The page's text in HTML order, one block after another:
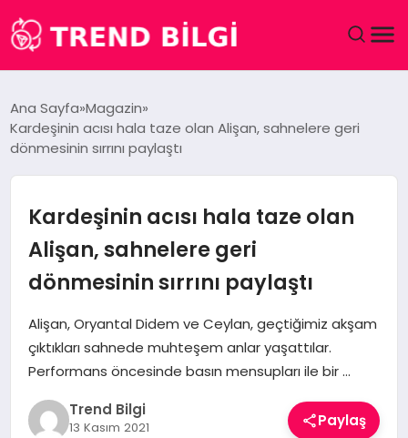
DÜNYA
MAGAZIN
SAĞLIK
SPOR
TEKNOLOJI
Ana Sayfa Magazin
Kardeşinin acısı hala taze olan Alişan, sahnelere geri
dönmesinin sırrını paylaştı
Kardeşinin acısı hala taze olan
Alişan, sahnelere geri
dönmesinin sırrını paylaştı
Alişan, Oryantal Didem ve Ceylan, geçtiğimiz akşam
çıktıkları sahnede muhteşem anlar yaşattılar.
Performans öncesinde basın mensupları ile bir …
Trend Bilgi
13 Kasım 2021 Paylaş